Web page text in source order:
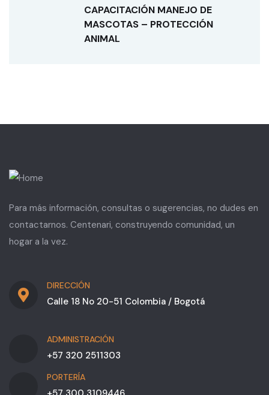
CAPACITACIÓN MANEJO DE
MASCOTAS – PROTECCIÓN
ANIMAL
Para más información, consultas o sugerencias, no dudes en
contactarnos. Centenari, construyendo comunidad, un
hogar a la vez.
DIRECCIÓN
Calle 18 No 20-51 Colombia / Bogotá
ADMINISTRACIÓN
+57 320 2511303
PORTERÍA